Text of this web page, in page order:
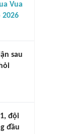
Vua
2026
sau
đội
đầu